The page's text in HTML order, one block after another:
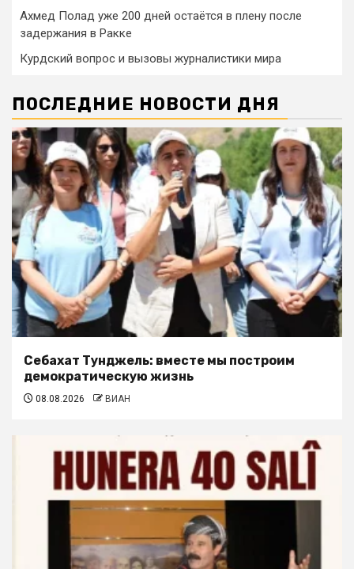
Ахмед Полад уже 200 дней остаётся в плену после
задержания в Ракке
Курдский вопрос и вызовы журналистики мира
ПОСЛЕДНИЕ НОВОСТИ ДНЯ
Себахат Тунджель: вместе мы построим
демократическую жизнь
08.08.2026 ВИАН